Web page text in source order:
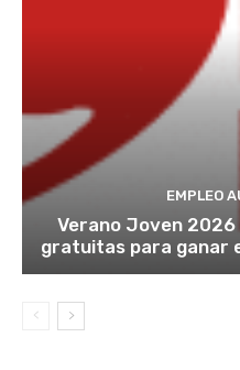
EMPLEO
Verano Joven 2026
gratuitas para ganar